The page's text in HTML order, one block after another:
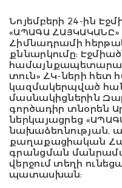
Նոյեմբերի 24-ին
«ԱՊԱԳԱ
Հիմնադրամի
քննարկումը:
տուն» ՀԿ-ների հետ
կազմակերպված
մասնակիցներին
գործադիր տնօրեն
ներկայացրեց
նախաձեռնության,
քաղաքացիական
գրանցման
վերջում տեղի
պատասխան: